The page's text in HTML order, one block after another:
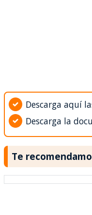
Descarga aquí
Descarga la
Te